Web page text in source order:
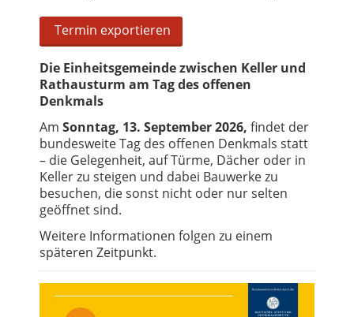
Termin exportieren
Die Einheitsgemeinde zwischen Keller und
Rathausturm am Tag des offenen
Denkmals
Am Sonntag, 13. September 2026, findet der
bundesweite Tag des offenen Denkmals statt
– die Gelegenheit, auf Türme, Dächer oder in
Keller zu steigen und dabei Bauwerke zu
besuchen, die sonst nicht oder nur selten
geöffnet sind.
Weitere Informationen folgen zu einem
späteren Zeitpunkt.